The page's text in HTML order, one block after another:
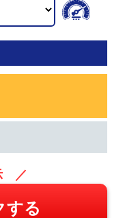
／
する